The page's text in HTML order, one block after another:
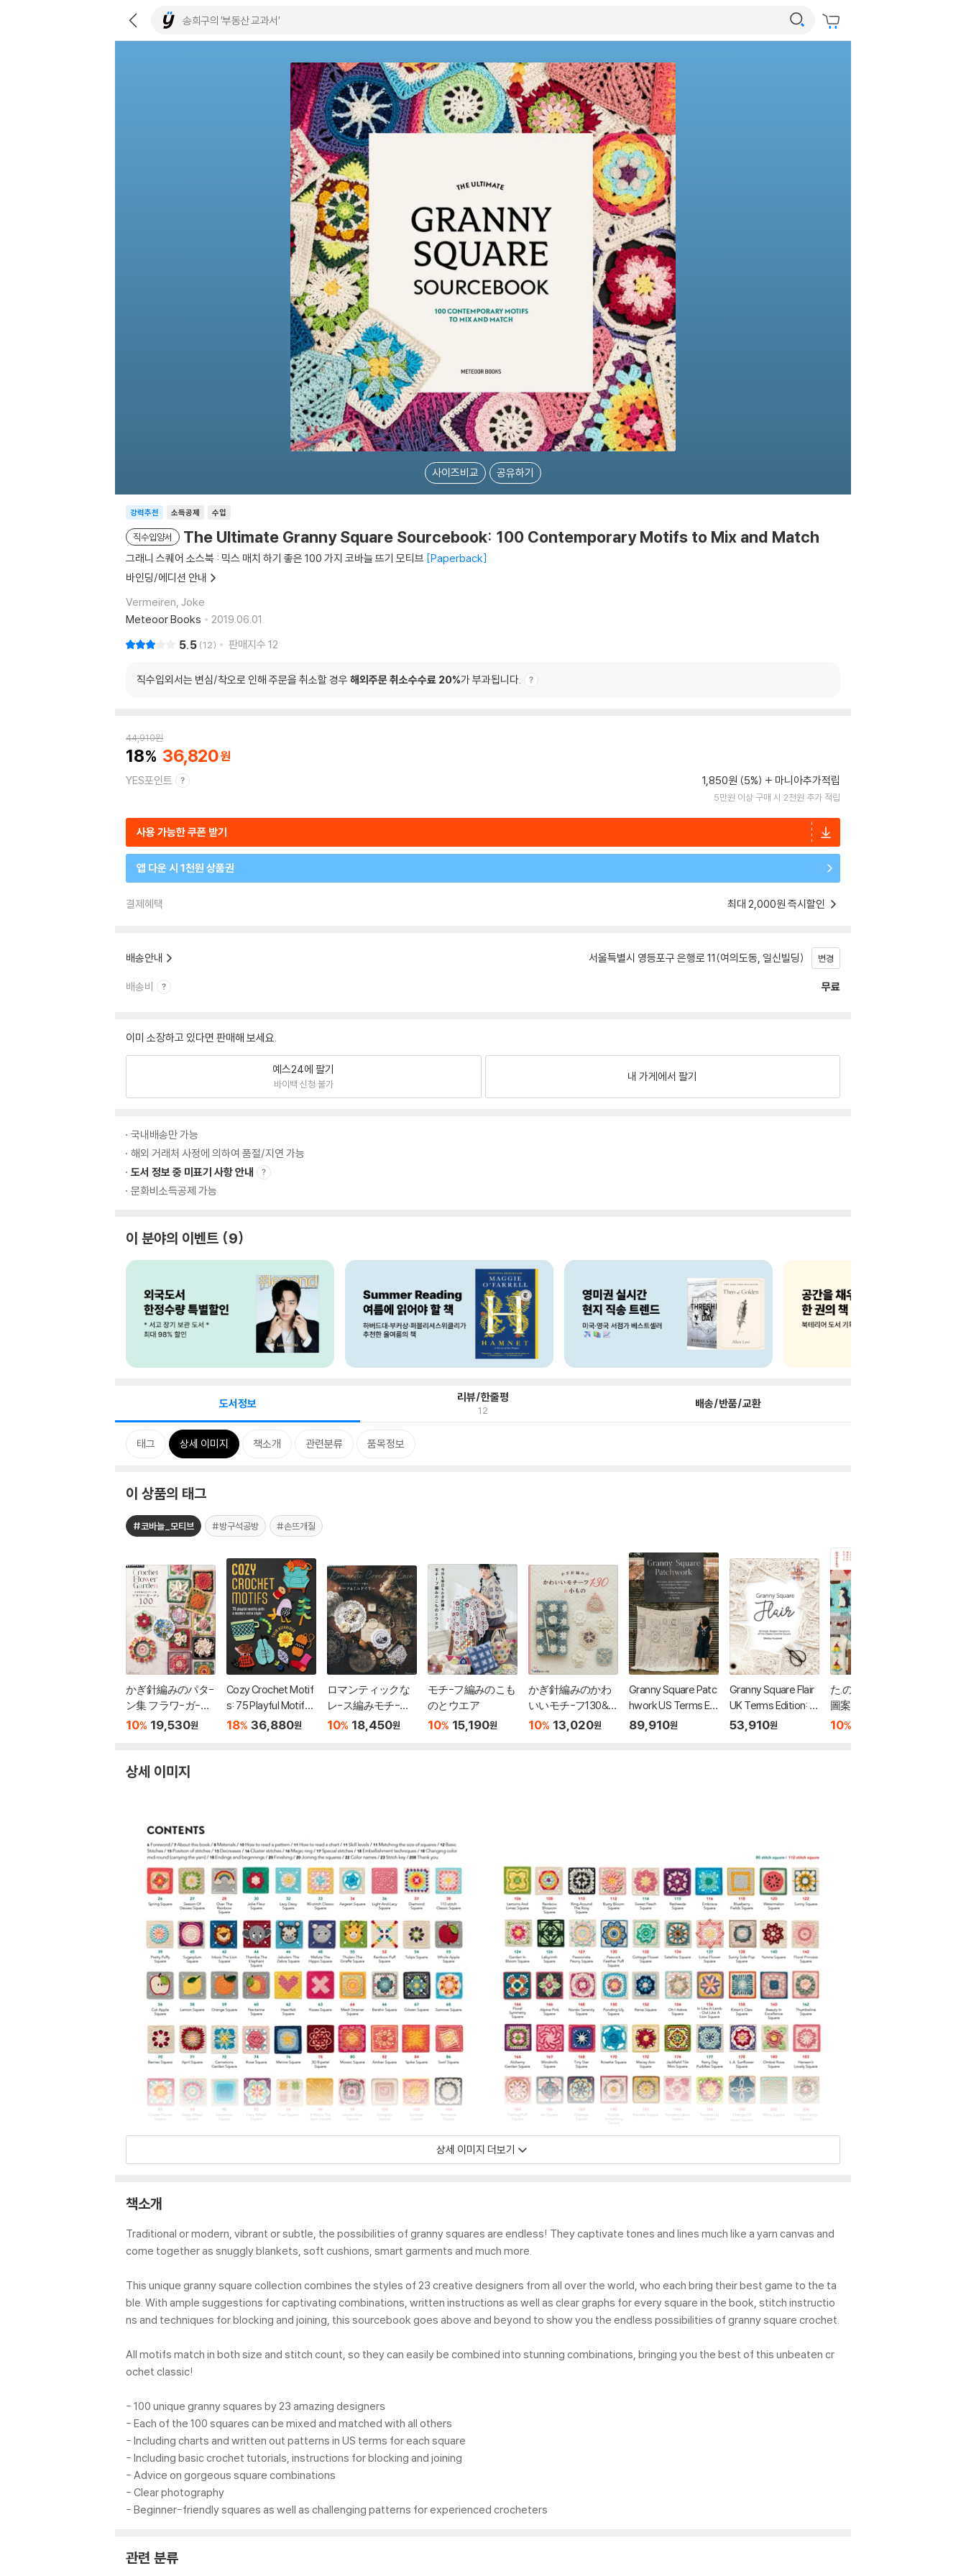
사이즈비교 공유하기
소득공제
강력추천 수입
직수입양서 The Ultimate Granny Square Sourcebook: 100 Contemporary Motifs to Mix and Match
그래니 스퀘어 소스북 : 믹스 매치 하기 좋은 100 가지 코바늘 뜨기 모티브 Paperback
바인딩/에디션 안내
Vermeiren, Joke
Meteoor Books
2019.06.01.
5.5 12 판매지수 12
직수입외서는 변심/착오로 인해 주문을 취소할 경우 해외주문 취소수수료 20%가 부과됩니다.
44,910원
18 36,820
YES포인트 1,850원 (5%) 마니아추가적립
5만원 이상 구매 시 2천원 추가 적립
사용 가능한 쿠폰 받기
앱 다운 시 1천원 상품권
결제혜택 최대 2,000원 즉시할인
배송안내 서울특별시 영등포구 은행로 11(여의도동, 일신빌딩) 변경
배송비 무료
이미 소장하고 있다면 판매해 보세요.
예스24에 팔기
바이백 신청 불가
내 가게에서 팔기
국내배송만 가능
해외 거래처 사정에 의하여 품절/지연 가능
도서 정보 중 미표기 사항 안내
문화비소득공제 가능
이 분야의 이벤트 9
도서정보 리뷰/한줄평
12 배송/반품/교환
태그 상세 이미지 책소개 관련분류 품목정보
이 상품의 태그
#코바늘_모티브 #방구석공방 #손뜨개질
かぎ針編みのパタ-
ン集 フラワ-ガ-デ
ン100
10% 19,530원
Cozy Crochet Motif
s: 75 Playful Motifs
with a Modern Retro
18% 36,880원
ロマンティックな
レ-ス編みモチ-フ&
ミニドイリ-
10% 18,450원
モチ-フ編みのこも
のとウエア
10% 15,190원
かぎ針編みのかわ
いいモチ-フ130&
小もの
10% 13,020원
Granny Square Patc
hwork US Terms Edi
tion: 40 Crochet Gra
89,910원
Granny Square Flair
UK Terms Edition: 5
0 Fresh, Modern Vari
53,910원
た.の.し.い 編みこみ
圖案と小物
10%
상세 이미지
상세 이미지 더보기
책소개
Traditional or modern, vibrant or subtle, the possibilities of granny squares are endless! They captivate tones and lines much like a yarn canvas and
come together as snuggly blankets, soft cushions, smart garments and much more.
This unique granny square collection combines the styles of 23 creative designers from all over the world, who each bring their best game to the ta
ble. With ample suggestions for captivating combinations, written instructions as well as clear graphs for every square in the book, stitch instructio
ns and techniques for blocking and joining, this sourcebook goes above and beyond to show you the endless possibilities of granny square crochet.
All motifs match in both size and stitch count, so they can easily be combined into stunning combinations, bringing you the best of this unbeaten cr
ochet classic!
- 100 unique granny squares by 23 amazing designers
- Each of the 100 squares can be mixed and matched with all others
- Including charts and written out patterns in US terms for each square
- Including basic crochet tutorials, instructions for blocking and joining
- Advice on gorgeous square combinations
- Clear photography
- Beginner-friendly squares as well as challenging patterns for experienced crocheters
관련 분류